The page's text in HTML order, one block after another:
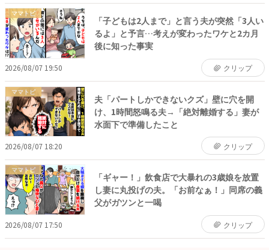
ママトピ
「子どもは2人まで」と言う夫が突然「3人い
るよ」と予言…考えが変わったワケと2カ月
後に知った事実
2026/08/07 19:50 クリップ
ママトピ
夫「パートしかできないクズ」壁に穴を開
け、1時間怒鳴る夫→「絶対離婚する」妻が
水面下で準備したこと
2026/08/07 18:20 クリップ
ママトピ
「ギャー！」飲食店で大暴れの3歳娘を放置
し妻に丸投げの夫。「お前なぁ！」同席の義
父がガツンと一喝
2026/08/07 17:50 クリップ